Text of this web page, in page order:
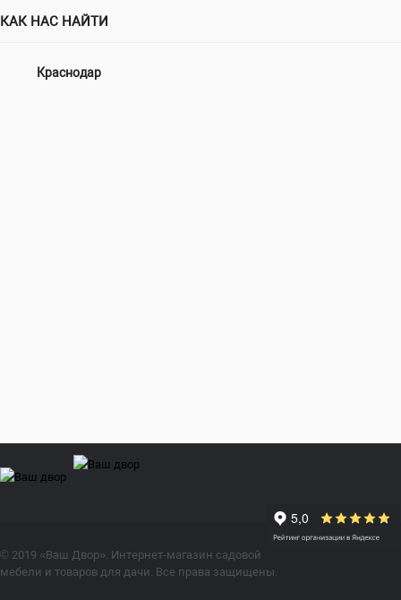
КАК НАС НАЙТИ
Краснодар
© 2019 «Ваш Двор». Интернет-магазин садовой
мебели и товаров для дачи. Все права защищены.